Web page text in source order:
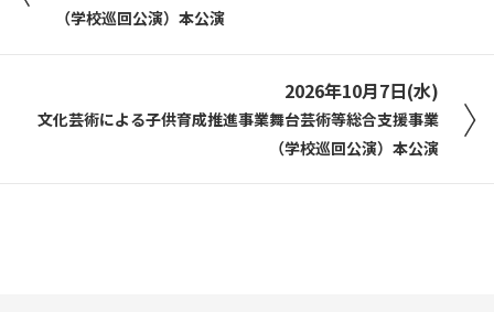
（学校巡回公演）本公演
2026年10月7日(水)
文化芸術による子供育成推進事業舞台芸術等総合支援事業
（学校巡回公演）本公演